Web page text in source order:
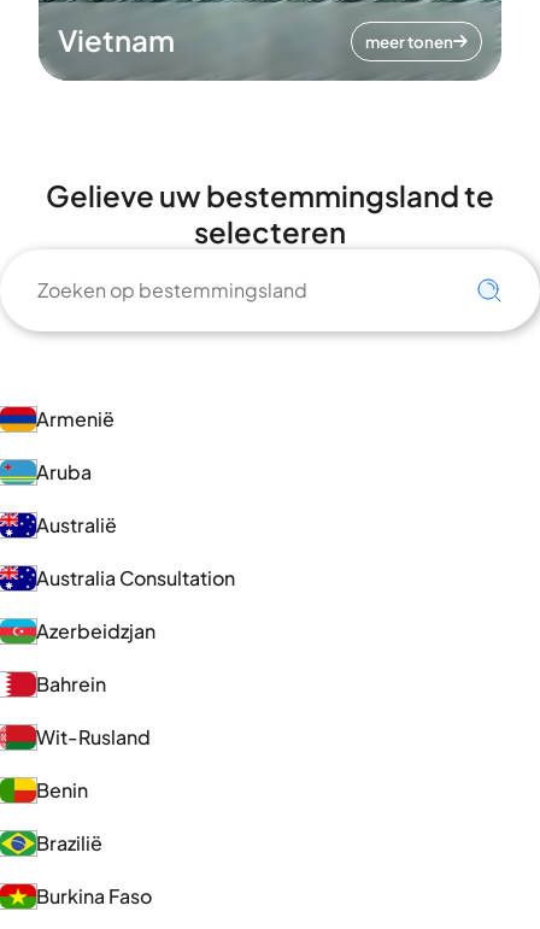
Vietnam meer tonen
Gelieve uw bestemmingsland te
selecteren
Armenië
Aruba
Australië
Australia Consultation
Azerbeidzjan
Bahrein
Wit-Rusland
Benin
Brazilië
Burkina Faso